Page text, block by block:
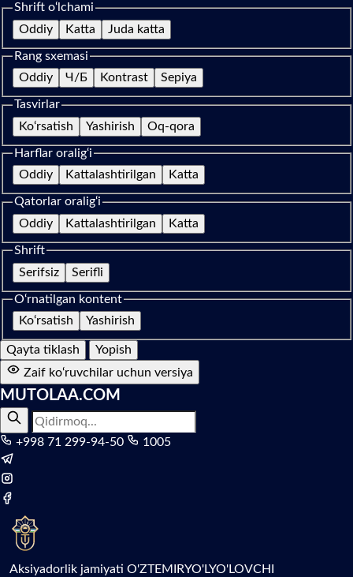
Shrift o‘lchami
Oddiy
Katta Juda katta
Rang sxemasi
Oddiy
Ч/Б Kontrast Sepiya
Tasvirlar
Ko‘rsatish
Yashirish Oq-qora
Harflar oralig‘i
Oddiy
Kattalashtirilgan Katta
Qatorlar oralig‘i
Oddiy
Kattalashtirilgan Katta
Shrift
Serifsiz
Serifli
O‘rnatilgan kontent
Ko‘rsatish
Yashirish
Qayta tiklash
Yopish
Zaif ko‘ruvchilar uchun versiya
MUTOLAA.COM
+998 71 299-94-50 1005
Aksiyadorlik jamiyati O'ZTEMIRYO'LYO'LOVCHI